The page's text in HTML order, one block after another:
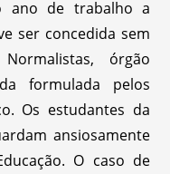
ano de trabalho a
ser concedida sem
órgão
formulada pelos
Os estudantes da
ansiosamente
O caso de